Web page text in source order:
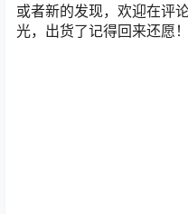
普通的巢穴钥匙比较好获
佣兵商店的首领钥匙等等。